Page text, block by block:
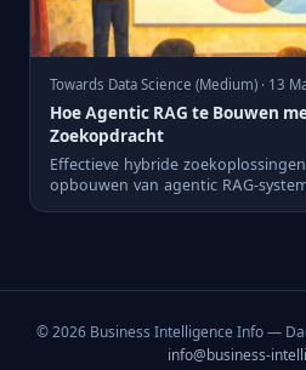
Towards Data Science (Medium) · 13
Hoe Agentic RAG te Bouwen
Zoekopdracht
Effectieve hybride
opbouwen van agentic RAG-
© 2026 Business Intelligence Info —
info@business-